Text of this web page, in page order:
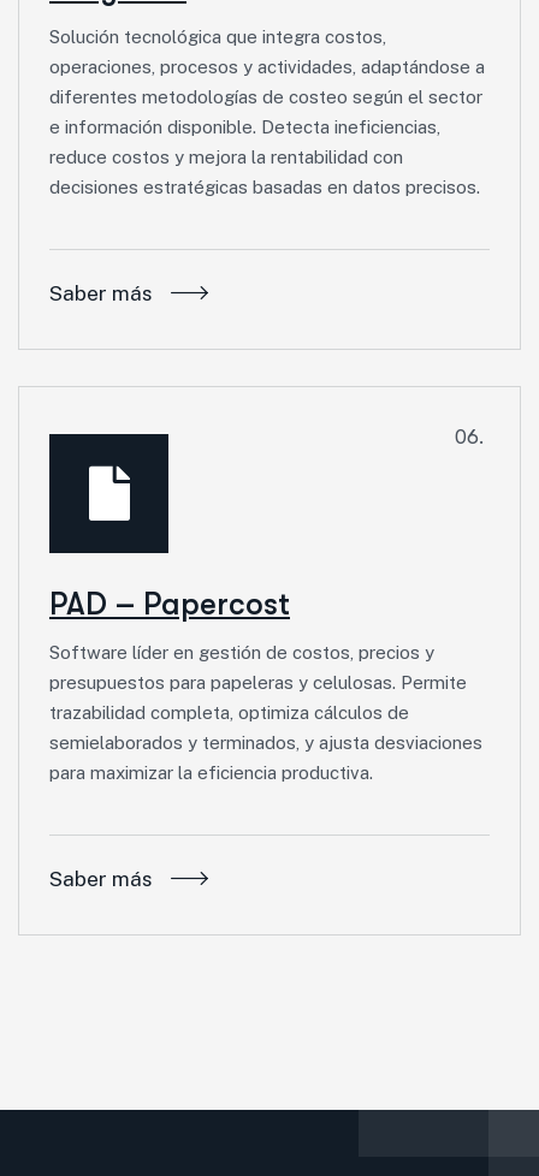
Solución tecnológica que integra costos,
operaciones, procesos y actividades, adaptándose a
diferentes metodologías de costeo según el sector
e información disponible. Detecta ineficiencias,
reduce costos y mejora la rentabilidad con
decisiones estratégicas basadas en datos precisos.
Saber más
06.
PAD – Papercost
Software líder en gestión de costos, precios y
presupuestos para papeleras y celulosas. Permite
trazabilidad completa, optimiza cálculos de
semielaborados y terminados, y ajusta desviaciones
para maximizar la eficiencia productiva.
Saber más